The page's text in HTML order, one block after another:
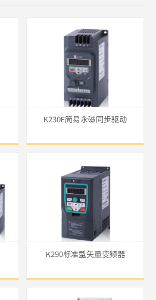
K230E简易永磁同步驱动
K290标准型矢量变频器